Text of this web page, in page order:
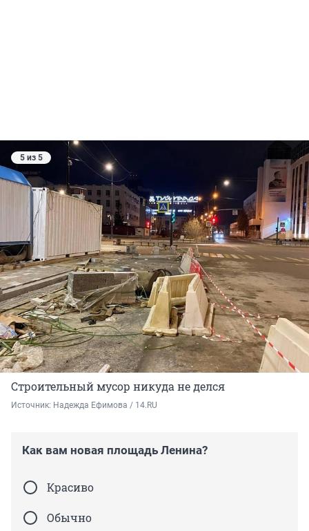
5 из 5
Строительный мусор никуда не делся
Источник: Надежда Ефимова / 14.RU
Как вам новая площадь Ленина?
Красиво
Обычно